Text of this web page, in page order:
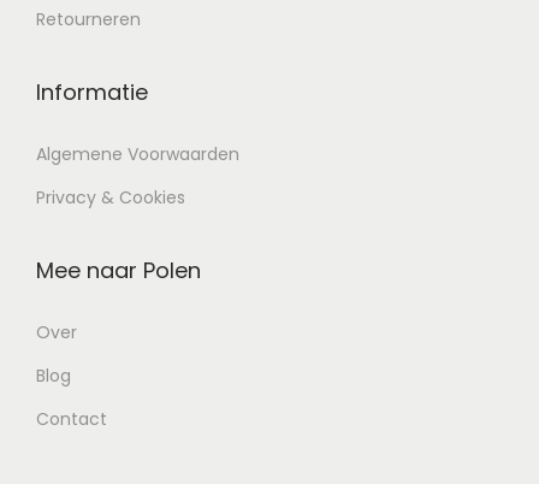
Retourneren
Informatie
Algemene Voorwaarden
Privacy & Cookies
Mee naar Polen
Over
Blog
Contact